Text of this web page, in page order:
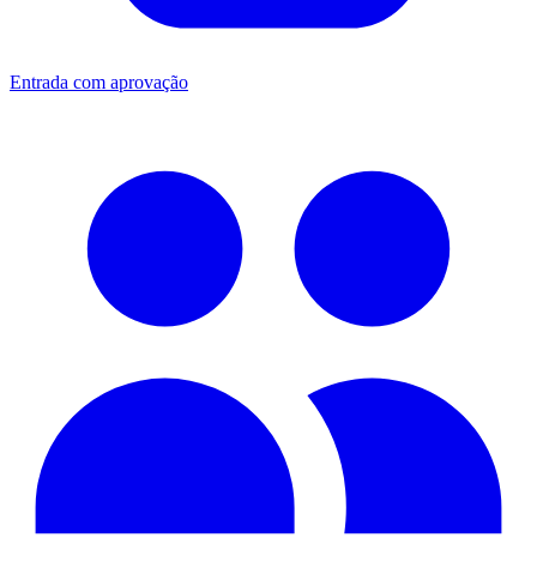
Entrada com aprovação